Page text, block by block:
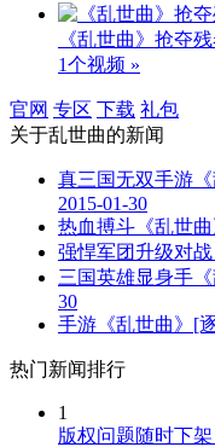
《乱世曲》抢夺
1个视频 »
官网 专区 下载 礼包
关于乱世曲的新闻
真三国无双手游
2015-01-30
热血搏斗《乱世
强悍军团升级对
三国英雄显身手
30
手游《乱世曲》[
热门新闻排行
1
版权问题随时下